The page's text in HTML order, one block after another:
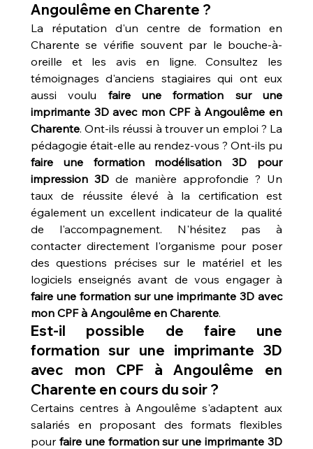
Angoulême en Charente ?
La réputation d'un centre de formation en
Charente se vérifie souvent par le bouche-à-
oreille et les avis en ligne. Consultez les
témoignages d'anciens stagiaires qui ont eux
aussi voulu faire une formation sur une
imprimante 3D avec mon CPF à Angoulême en
Charente. Ont-ils réussi à trouver un emploi ? La
faire une formation modélisation 3D pour
impression 3D de manière approfondie ? Un
taux de réussite élevé à la certification est
également un excellent indicateur de la qualité
de l'accompagnement. N'hésitez pas à
contacter directement l'organisme pour poser
des questions précises sur le matériel et les
faire une formation sur une imprimante 3D avec
mon CPF à Angoulême en Charente.
Est-il possible de faire une
formation sur une imprimante 3D
avec mon CPF à Angoulême en
Charente en cours du soir ?
Certains centres à Angoulême s'adaptent aux
salariés en proposant des formats flexibles
pour faire une formation sur une imprimante 3D